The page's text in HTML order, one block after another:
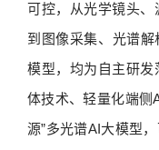
可控，从光学镜头、
到图像采集、光谱
模型，均为自主研
体技术、轻量化端侧
源”多光谱AI大模型